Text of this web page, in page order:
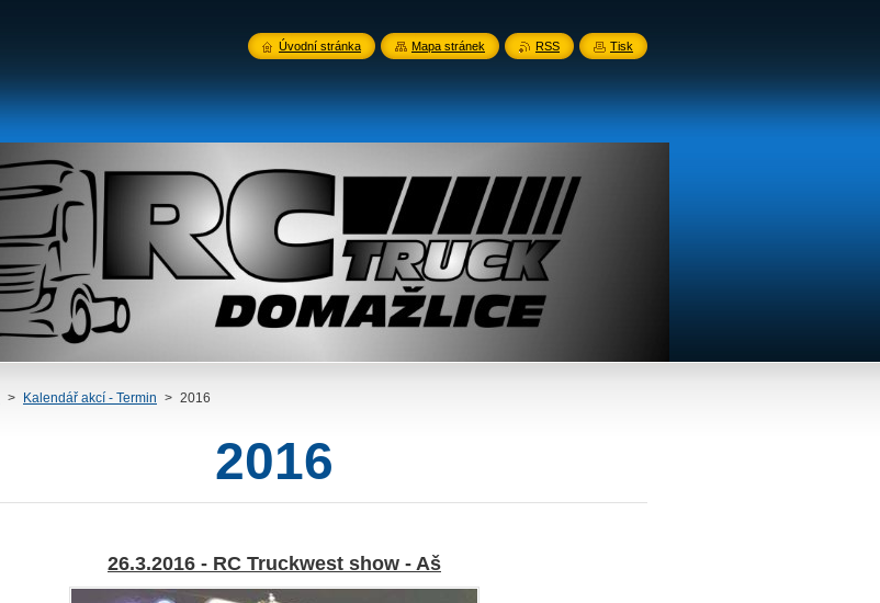
> Kalendář akcí - Termin > 2016
2016
26.3.2016 - RC Truckwest show - Aš
Úvodní stránka Mapa stránek RSS Tisk